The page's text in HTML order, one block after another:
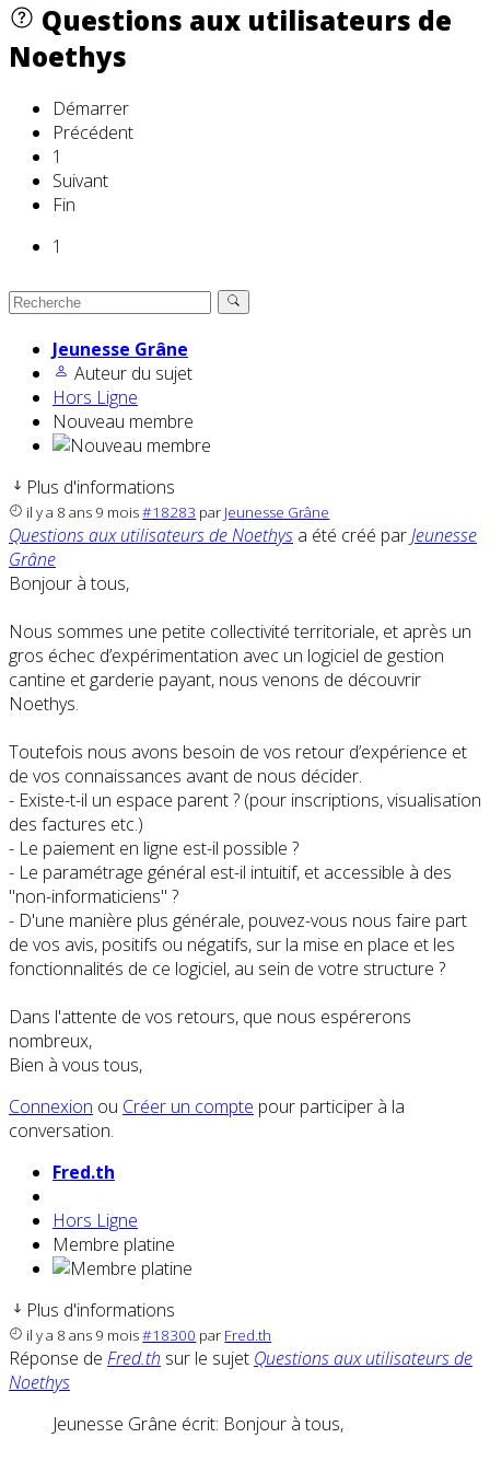
Questions aux utilisateurs de
Noethys
Démarrer
Précédent
1
Suivant
Fin
1
Jeunesse Grâne
Auteur du sujet
Hors Ligne
Nouveau membre
Plus d'informations
il y a 8 ans 9 mois#18283 par Jeunesse Grâne
Questions aux utilisateurs de Noethys a été créé parJeunesse
Grâne
Bonjour à tous,
Nous sommes une petite collectivité territoriale, et après un
gros échec d’expérimentation avec un logiciel de gestion
cantine et garderie payant, nous venons de découvrir
Noethys.
Toutefois nous avons besoin de vos retour d’expérience et
de vos connaissances avant de nous décider.
- Existe-t-il un espace parent ? (pour inscriptions, visualisation
des factures etc.)
- Le paiement en ligne est-il possible ?
- Le paramétrage général est-il intuitif, et accessible à des
"non-informaticiens" ?
- D'une manière plus générale, pouvez-vous nous faire part
de vos avis, positifs ou négatifs, sur la mise en place et les
fonctionnalités de ce logiciel, au sein de votre structure ?
Dans l'attente de vos retours, que nous espérerons
nombreux,
Bien à vous tous,
Connexion ou Créer un compte pour participer à la
conversation.
Fred.th
Hors Ligne
Membre platine
Plus d'informations
il y a 8 ans 9 mois#18300 par Fred.th
Réponse de Fred.th sur le sujet Questions aux utilisateurs de
Noethys
Jeunesse Grâne écrit: Bonjour à tous,